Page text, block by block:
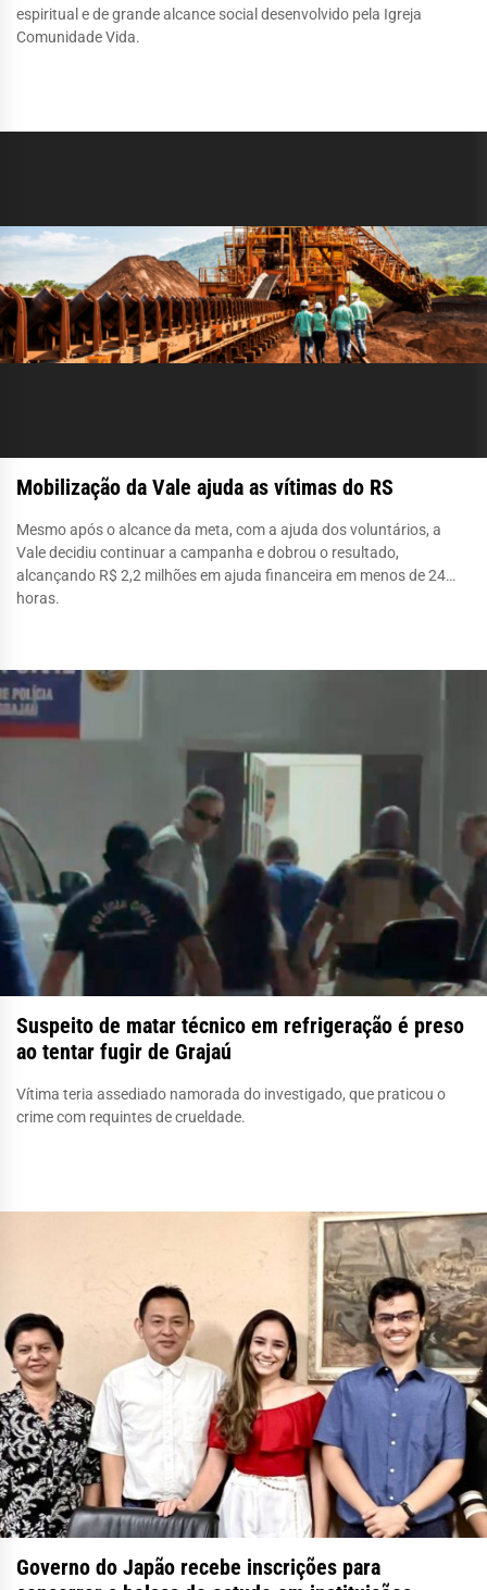
espiritual e de grande alcance social desenvolvido pela Igreja
Comunidade Vida.
Mobilização da Vale ajuda as vítimas do RS
Mesmo após o alcance da meta, com a ajuda dos voluntários, a
Vale decidiu continuar a campanha e dobrou o resultado,
alcançando R$ 2,2 milhões em ajuda financeira em menos de 24
horas.
Suspeito de matar técnico em refrigeração é preso
ao tentar fugir de Grajaú
Vítima teria assediado namorada do investigado, que praticou o
crime com requintes de crueldade.
Governo do Japão recebe inscrições para